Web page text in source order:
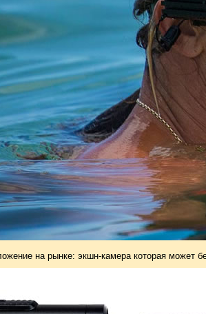
на рынке: экшн-камера которая может